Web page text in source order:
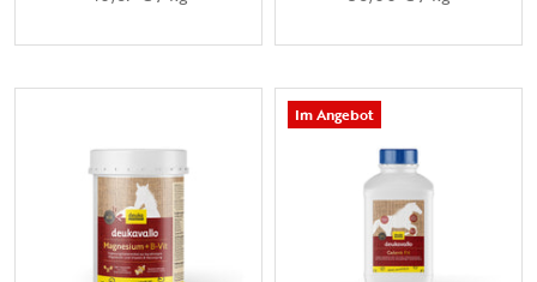
Im Angebot